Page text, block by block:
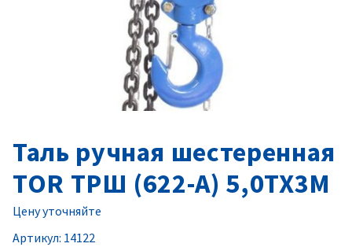
Таль ручная шестеренная
TOR ТРШ (622-A) 5,0ТХ3М
Цену уточняйте
Артикул: 14122